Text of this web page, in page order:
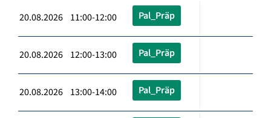
20.08.2026 11:00-12:00 Pal_Präp
20.08.2026 12:00-13:00 Pal_Präp
20.08.2026 13:00-14:00 Pal_Präp